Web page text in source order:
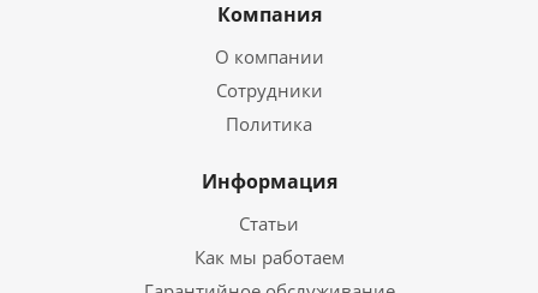
Компания
О компании
Сотрудники
Политика
Информация
Статьи
Как мы работаем